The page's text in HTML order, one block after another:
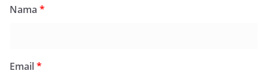
Nama *
Email*